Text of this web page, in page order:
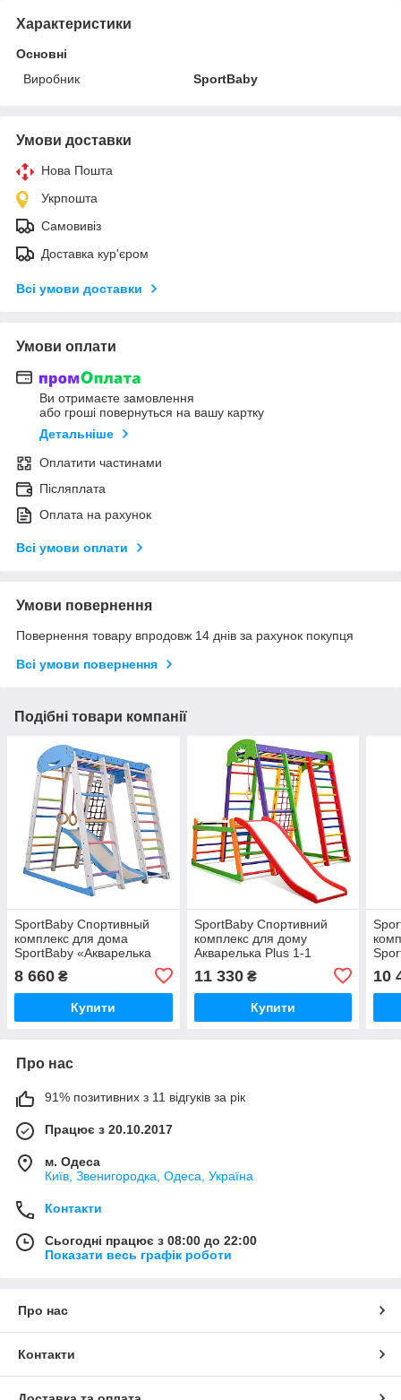
Характеристики
Основні
Виробник
SportBaby
Умови доставки
Нова Пошта
Укрпошта
Самовивіз
Доставка кур'єром
Всі умови доставки
Умови оплати
Ви отримаєте замовлення
або гроші повернуться на вашу картку
Детальніше
Оплатити частинами
Післяплата
Оплата на рахунок
Всі умови оплати
Умови повернення
Повернення товару впродовж 14 днів за рахунок покупця
Всі умови повернення
Подібні товари компанії
SportBaby Спортивный
комплекс для дома
SportBaby «Акварелька
8 660 ₴
Купити
SportBaby Спортивний
комплекс для дому
Акварелька Plus 1-1
11 330₴
Купити
10
Про нас
91% позитивних з 11 відгуків за рік
Працює з 20.10.2017
м. Одеса
Київ, Звенигородка, Одеса, Україна
Контакти
Сьогодні працює з 08:00 до 22:00
Показати весь графік роботи
Про нас
Контакти